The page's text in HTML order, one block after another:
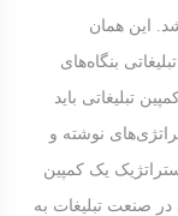
این همان
بنگاه‌های
تبلیغاتی باید
نوشته و
یک کمپین
صنعت تبلیغات به